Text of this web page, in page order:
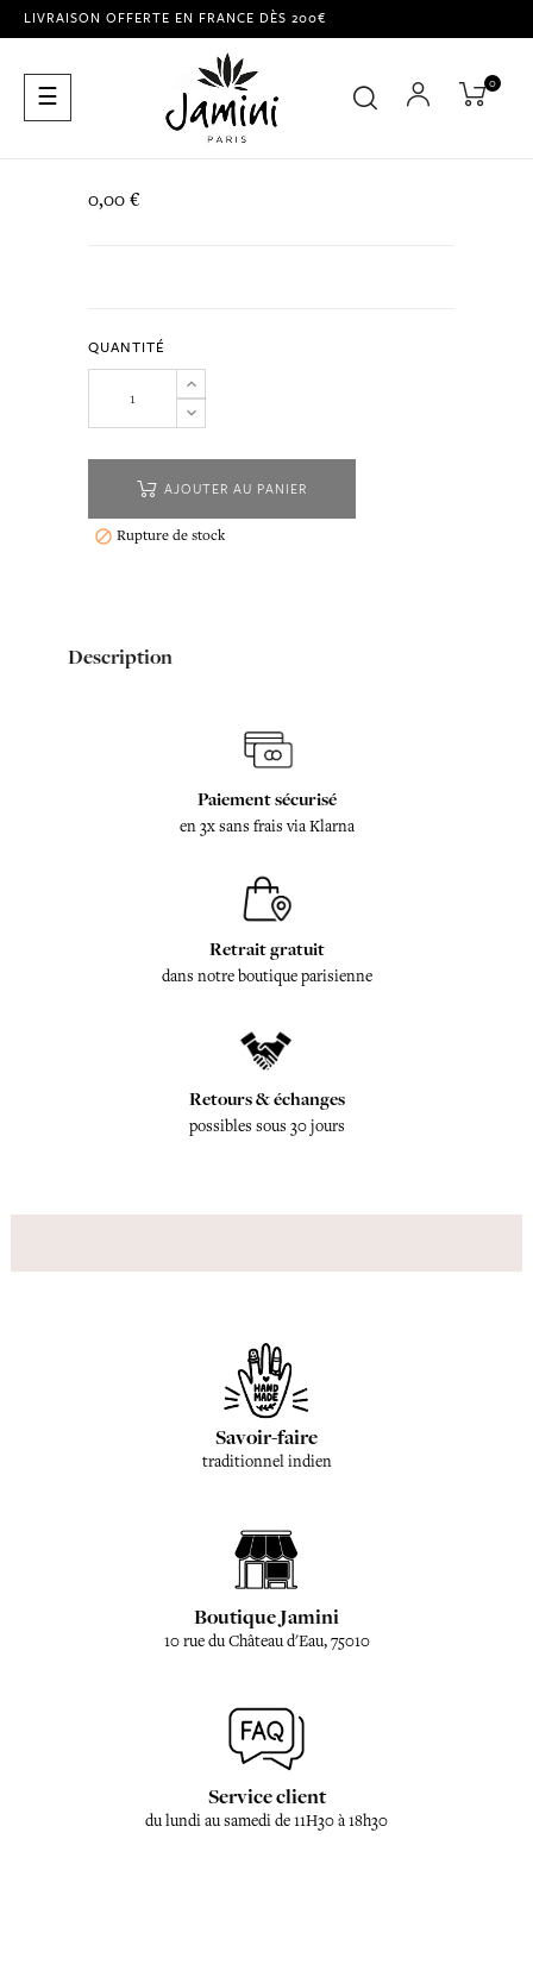
LIVRAISON OFFERTE EN FRANCE DÈS 200€
Basculer
la
☰ 0
0,00 €
QUANTITÉ
AJOUTER AU PANIER
 Rupture de stock
Description
Paiement sécurisé
en 3x sans frais via Klarna
Retrait gratuit
dans notre boutique parisienne
Retours & échanges
possibles sous 30 jours
Savoir-faire
traditionnel indien
Boutique Jamini
10 rue du Château d'Eau, 75010
Service client
du lundi au samedi de 11H30 à 18h30